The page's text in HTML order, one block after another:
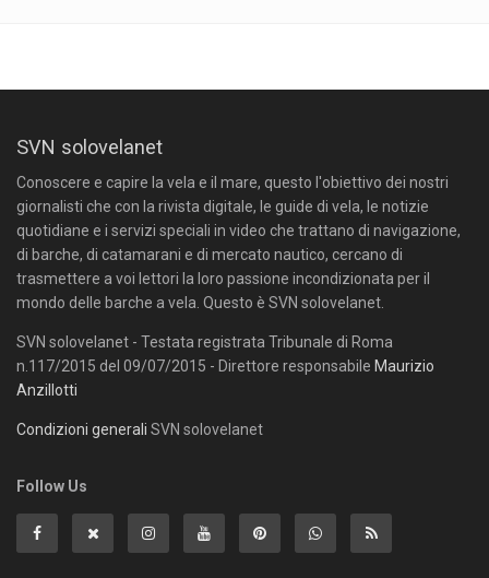
SVN solovelanet
Conoscere e capire la vela e il mare, questo l'obiettivo dei nostri
giornalisti che con la rivista digitale, le guide di vela, le notizie
quotidiane e i servizi speciali in video che trattano di navigazione,
di barche, di catamarani e di mercato nautico, cercano di
trasmettere a voi lettori la loro passione incondizionata per il
mondo delle barche a vela. Questo è SVN solovelanet.
SVN solovelanet - Testata registrata Tribunale di Roma
n.117/2015 del 09/07/2015 - Direttore responsabile Maurizio
Anzillotti
Condizioni generali SVN solovelanet
Follow Us